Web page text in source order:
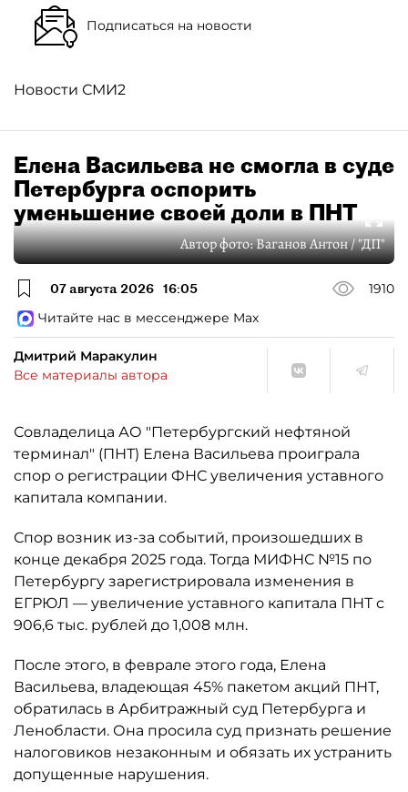
Подписаться на новости
Новости СМИ2
Елена Васильева не смогла в суде
Петербурга оспорить
уменьшение своей доли в ПНТ
Автор фото:Ваганов Антон / "ДП"
07 августа 2026 16:05
1910
Читайте нас в мессенджере Max
Дмитрий Маракулин
Все материалы автора
Совладелица АО "Петербургский нефтяной
терминал" (ПНТ) Елена Васильева проиграла
спор о регистрации ФНС увеличения уставного
капитала компании.
Спор возник из-за событий, произошедших в
конце декабря 2025 года. Тогда МИФНС №15 по
Петербургу зарегистрировала изменения в
ЕГРЮЛ — увеличение уставного капитала ПНТ с
906,6 тыс. рублей до 1,008 млн.
После этого, в феврале этого года, Елена
Васильева, владеющая 45% пакетом акций ПНТ,
обратилась в Арбитражный суд Петербурга и
Ленобласти. Она просила суд признать решение
налоговиков незаконным и обязать их устранить
допущенные нарушения.